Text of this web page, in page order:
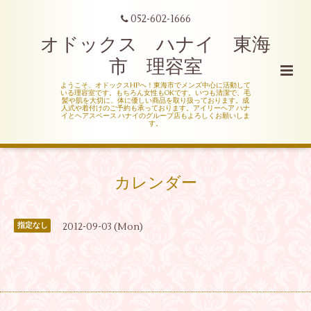
052-602-1666
オドックス ハナイ 東海
市 理容室
ようこそ、オドックスHPへ！東海市でメンズ中心に活動して
いる理容室です。もちろん女性もOKです。いつも清潔で、毛
髪や肌を大切に、体に優しい商品を取り扱っております。成
人式や着付けのご予約も承っております。アイリーヘア ハナ
イとヘアスペース ハナイのグループ店もよろしくお願いしま
す。
カレンダー
指定なし 2012-09-03 (Mon)